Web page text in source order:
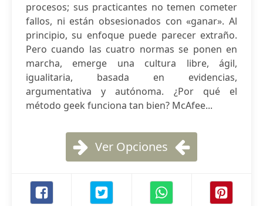
procesos; sus practicantes no temen cometer
fallos, ni están obsesionados con «ganar». Al
principio, su enfoque puede parecer extraño.
Pero cuando las cuatro normas se ponen en
marcha, emerge una cultura libre, ágil,
igualitaria, basada en evidencias,
argumentativa y autónoma. ¿Por qué el
método geek funciona tan bien? McAfee...
Ver Opciones